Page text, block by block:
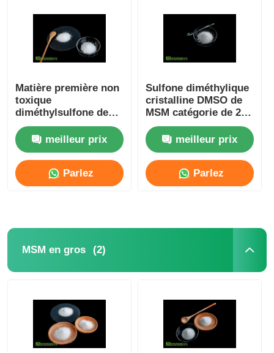
Matière première non
toxique
diméthylsulfone de
grande pureté MSM
pour l'industrie
cosmétique
meilleur prix
Parlez
Sulfone diméthylique
cristalline DMSO de
MSM catégorie de 20 -
de 40 Mesh No Sulfur
Smell Foodmeilleur prix
Parlez
MSM en gros (2)